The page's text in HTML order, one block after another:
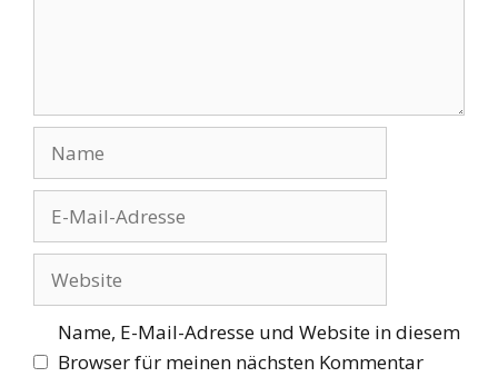
Name
Website
Name, E-Mail-Adresse und Website in diesem
Browser für meinen nächsten Kommentar